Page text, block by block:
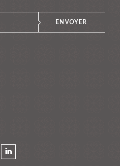
ENVOYER